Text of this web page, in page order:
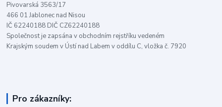
Pivovarská 3563/17
466 01 Jablonec nad Nisou
IČ 62240188 DIČ CZ62240188
Společnost je zapsána v obchodním rejstříku vedeném
Krajským soudem v Ústí nad Labem v oddílu C, vložka č. 7920
Pro zákazníky: